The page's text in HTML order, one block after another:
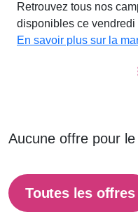
Retrouvez tous nos
disponibles ce vendredi
En savoir plus sur la
Aucune offre pour
Toutes les offres